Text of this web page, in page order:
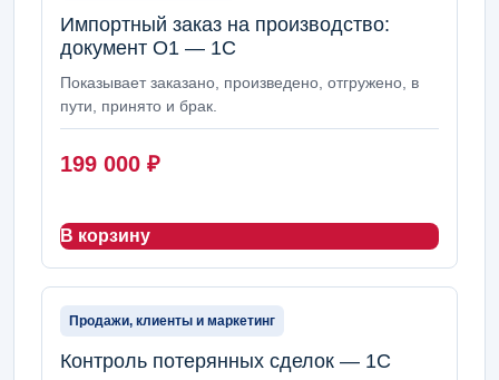
Импортный заказ на производство:
документ О1 — 1С
Показывает заказано, произведено, отгружено, в
пути, принято и брак.
199 000 ₽
В корзину
Продажи, клиенты и маркетинг
Контроль потерянных сделок — 1С